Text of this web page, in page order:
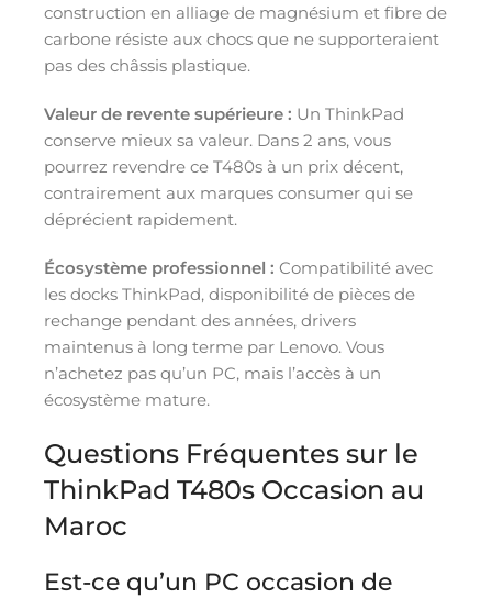
construction en alliage de magnésium et fibre de
carbone résiste aux chocs que ne supporteraient
pas des châssis plastique.
Valeur de revente supérieure : Un ThinkPad
conserve mieux sa valeur. Dans 2 ans, vous
pourrez revendre ce T480s à un prix décent,
contrairement aux marques consumer qui se
déprécient rapidement.
Écosystème professionnel : Compatibilité avec
les docks ThinkPad, disponibilité de pièces de
rechange pendant des années, drivers
maintenus à long terme par Lenovo. Vous
n’achetez pas qu’un PC, mais l’accès à un
écosystème mature.
Questions Fréquentes sur le
ThinkPad T480s Occasion au
Maroc
Est-ce qu’un PC occasion de